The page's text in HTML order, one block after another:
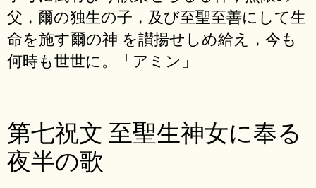
父，爾の独生の子，及び至聖至善にして生
命を施す爾の神 を讃揚せしめ給え，今も
何時も世世に。「アミン」
第七祝文 至聖生神女に奉る
夜半の歌